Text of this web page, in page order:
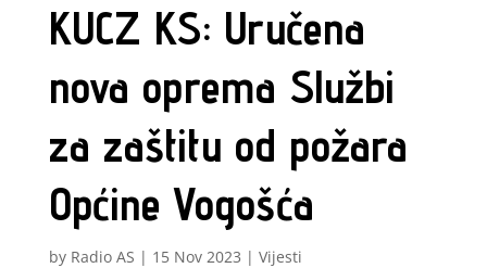
KUCZ KS: Uručena
nova oprema Službi
za zaštitu od požara
Općine Vogošća
by Radio AS | 15 Nov 2023 | Vijesti